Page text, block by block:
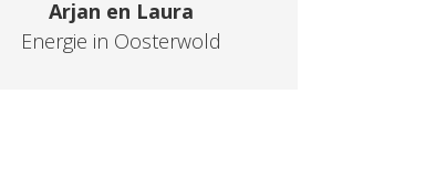
Arjan en Laura
Energie in Oosterwold